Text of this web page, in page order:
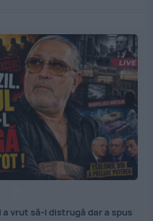
vrut să-l distrugă dar a spus